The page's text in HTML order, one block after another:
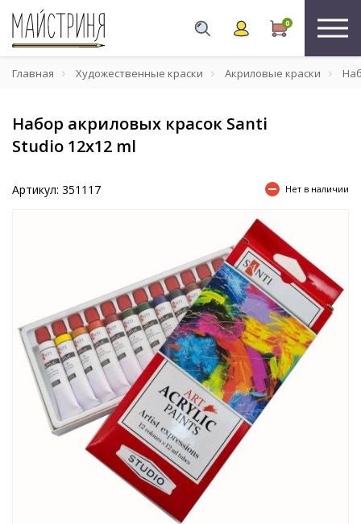
0
Главная Художественные краски Акриловые краски
Набор акриловых красок Santi
Studio 12x12 ml
Артикул: 351117 Нет в наличии